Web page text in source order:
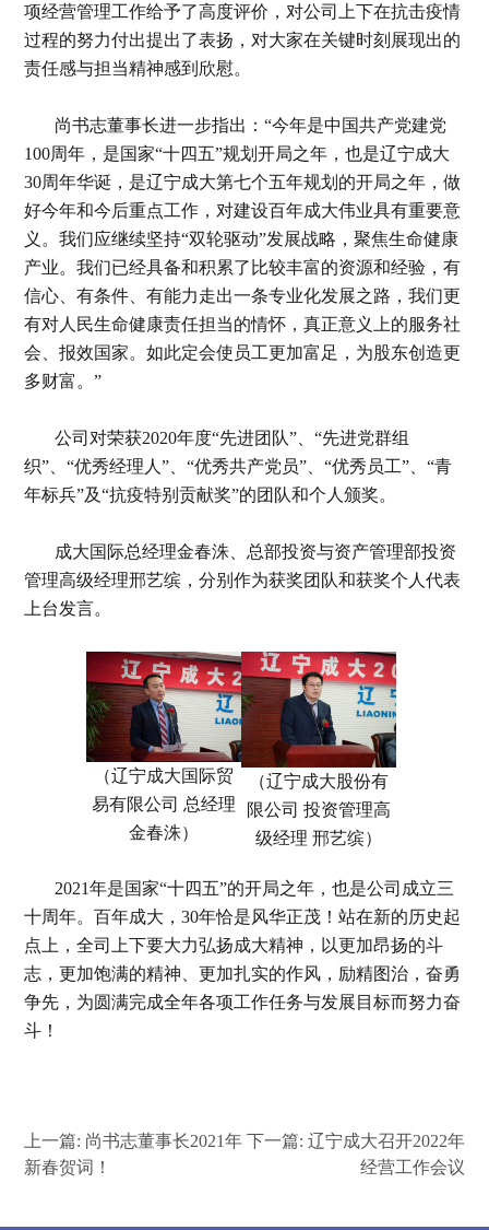
项经营管理工作给予了高度评价，对公司上下在抗击疫情
过程的努力付出提出了表扬，对大家在关键时刻展现出的
责任感与担当精神感到欣慰。
尚书志董事长进一步指出：“今年是中国共产党建党
100周年，是国家“十四五”规划开局之年，也是辽宁成大
30周年华诞，是辽宁成大第七个五年规划的开局之年，做
好今年和今后重点工作，对建设百年成大伟业具有重要意
义。我们应继续坚持“双轮驱动”发展战略，聚焦生命健康
产业。我们已经具备和积累了比较丰富的资源和经验，有
信心、有条件、有能力走出一条专业化发展之路，我们更
有对人民生命健康责任担当的情怀，真正意义上的服务社
会、报效国家。如此定会使员工更加富足，为股东创造更
多财富。”
公司对荣获2020年度“先进团队”、“先进党群组
织”、“优秀经理人”、“优秀共产党员”、“优秀员工”、“青
年标兵”及“抗疫特别贡献奖”的团队和个人颁奖。
成大国际总经理金春洙、总部投资与资产管理部投资
管理高级经理邢艺缤，分别作为获奖团队和获奖个人代表
上台发言。
（辽宁成大国际贸
易有限公司 总经理
金春洙）
（辽宁成大股份有
限公司 投资管理高
级经理 邢艺缤）
2021年是国家“十四五”的开局之年，也是公司成立三
十周年。百年成大，30年恰是风华正茂！站在新的历史起
点上，全司上下要大力弘扬成大精神，以更加昂扬的斗
志，更加饱满的精神、更加扎实的作风，励精图治，奋勇
争先，为圆满完成全年各项工作任务与发展目标而努力奋
斗！
上一篇: 尚书志董事长2021年
新春贺词！
下一篇: 辽宁成大召开2022年
经营工作会议